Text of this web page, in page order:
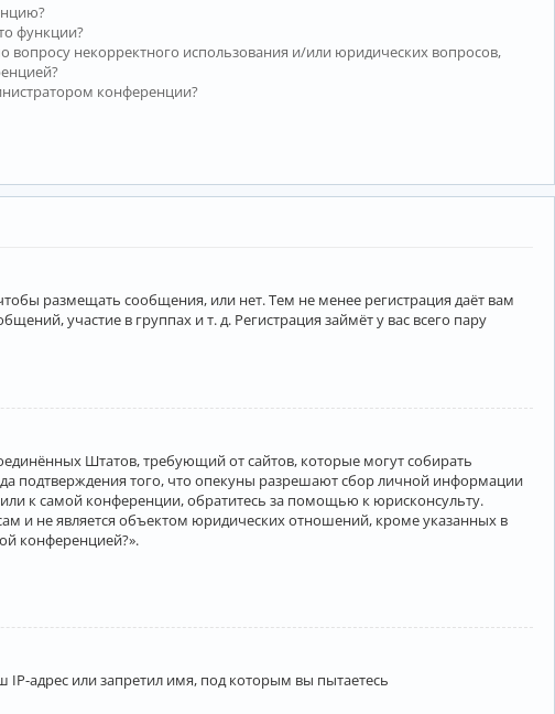
функции?
вопросу некорректного использования и/или юридических вопросов,
конференции?
размещать сообщения, или нет. Тем не менее регистрация даёт вам
участие в группах и т. д. Регистрация займёт у вас всего пару
Штатов, требующий от сайтов, которые могут собирать
подтверждения того, что опекуны разрешают сбор личной информации
к самой конференции, обратитесь за помощью к юрисконсульту.
и не является объектом юридических отношений, кроме указанных в
конференцией?».
адрес или запретил имя, под которым вы пытаетесь